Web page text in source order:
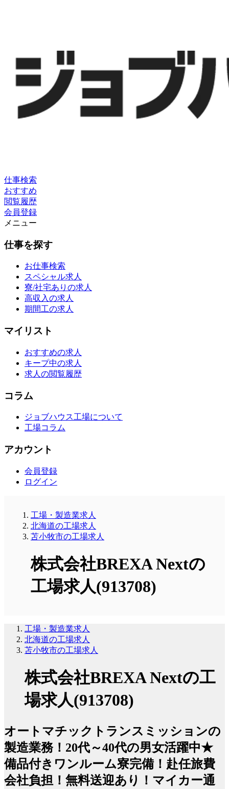
仕事検索
おすすめ
閲覧履歴
会員登録
メニュー
仕事を探す
お仕事検索
スペシャル求人
寮/社宅ありの求人
高収入の求人
期間工の求人
マイリスト
おすすめの求人
キープ中の求人
求人の閲覧履歴
コラム
ジョブハウス工場について
工場コラム
アカウント
会員登録
ログイン
工場・製造業求人
北海道の工場求人
苫小牧市の工場求人
株式会社BREXA Nextの
工場求人(913708)
工場・製造業求人
北海道の工場求人
苫小牧市の工場求人
株式会社BREXA Nextの工
場求人(913708)
オートマチックトランスミッションの
製造業務！20代～40代の男女活躍中★
備品付きワンルーム寮完備！赴任旅費
会社負担！無料送迎あり！マイカー通